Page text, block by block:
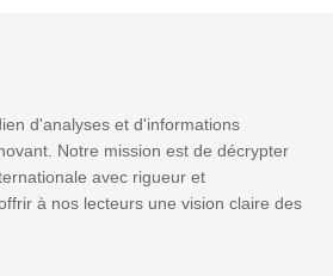
d'analyses et d'informations
Notre mission est de décrypter
avec rigueur et
à nos lecteurs une vision claire des